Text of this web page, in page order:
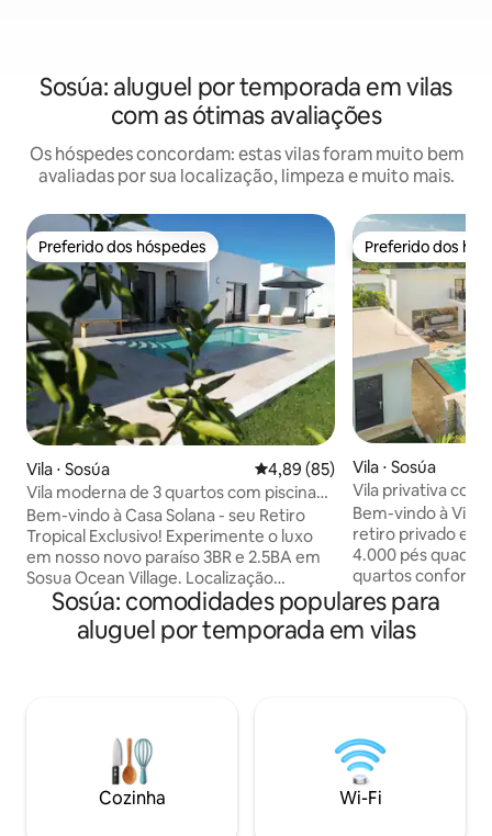
Sosúa: aluguel por temporada em vilas
com as ótimas avaliações
Os hóspedes concordam: estas vilas foram muito bem
avaliadas por sua localização, limpeza e muito mais.
Preferido dos hóspedes
Preferido dos hóspedes
Vila ⋅ Sosúa 4,89 de uma avaliação média
4,89 (85)
Vila moderna de 3 quartos com piscina
em Sosua Ocean Village
Bem-vindo à Casa Solana - seu Retiro
Tropical Exclusivo! Experimente o luxo
em nosso novo paraíso 3BR e 2.5BA em
Sosua Ocean Village. Localização
privilegiada em um exclusivo
condomínio fechado com acesso a
praias, cultura e comodidades de elite.
comodidades, incluindo restaurantes,
parques aquáticos e muito mais. Ideal
para trabalho ou diversão. Reserve
agora para uma escapadela dominicana
Preferido dos
Preferido dos
Vila ⋅ Sosúa
Vila privativa com
Terraço
Bem-vindo à Villa
retiro privado em
4.000 pés
quartos
abertos e uma
equipada, ideal
interna e externa. Relaxe na piscina
para o pôr do sol.
concierge está
organizar
excursões e
Sosúa: comodidades populares para
aluguel por temporada em vilas
Cozinha Wi-Fi